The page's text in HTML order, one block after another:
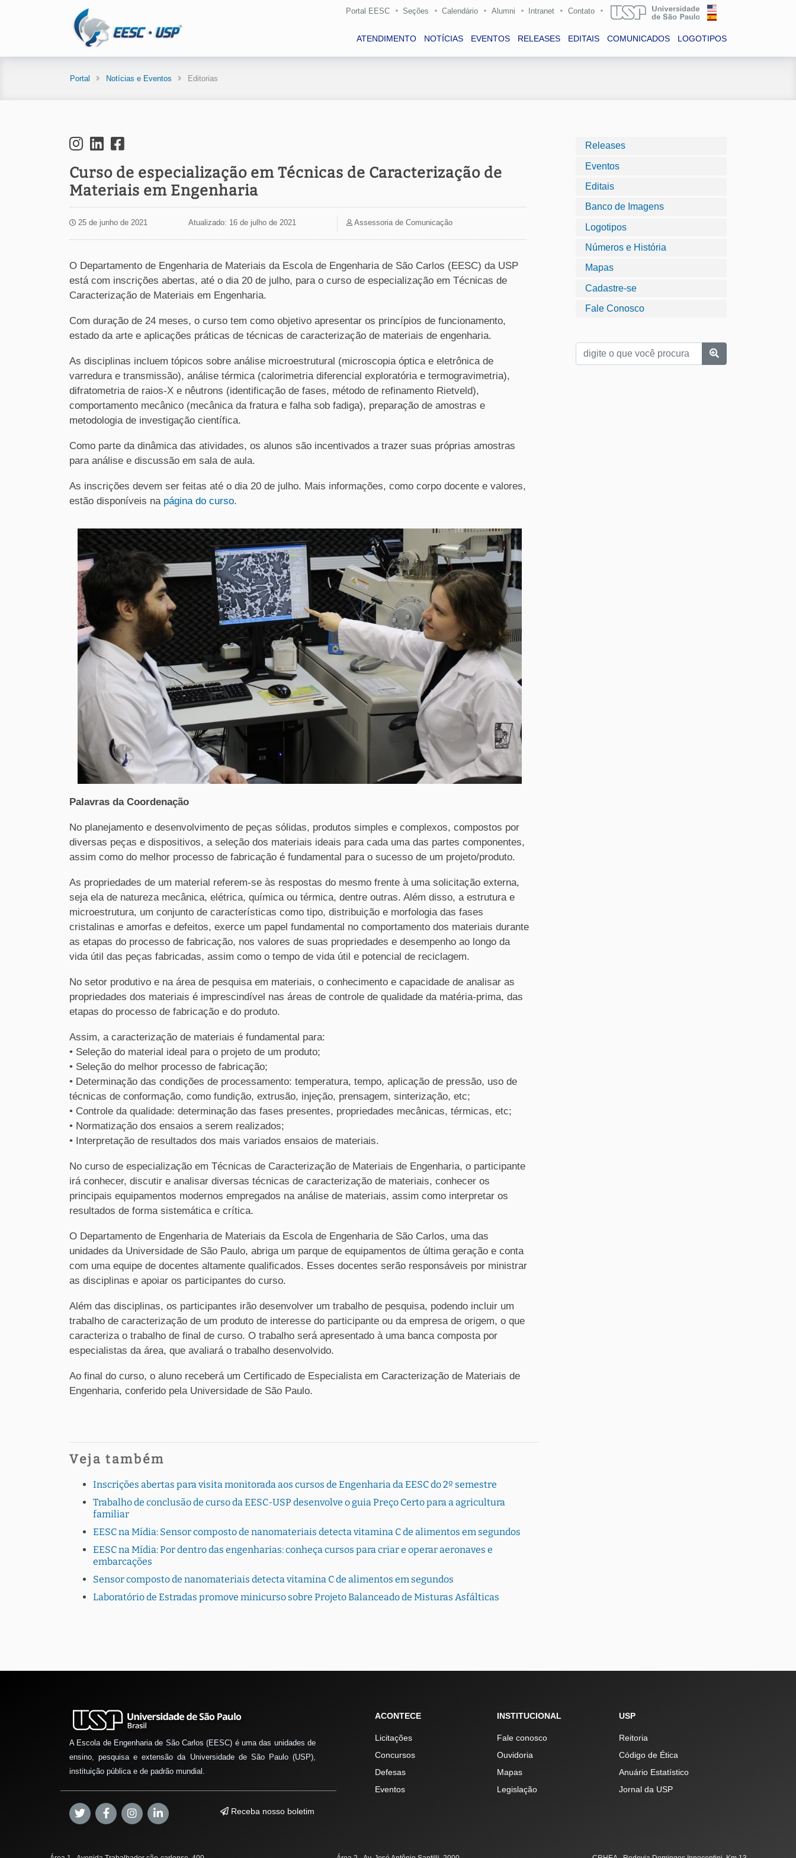
Portal EESC Seções Calendário Alumni Intranet Contato
ATENDIMENTO NOTÍCIAS EVENTOS RELEASES EDITAIS COMUNICADOS LOGOTIPOS
Portal Notícias e Eventos Editorias
Curso de especialização em Técnicas de Caracterização de
Materiais em Engenharia
25 de junho de 2021 Atualizado: 16 de julho de 2021 Assessoria de Comunicação
O Departamento de Engenharia de Materiais da Escola de Engenharia de São Carlos (EESC) da USP
está com inscrições abertas, até o dia 20 de julho, para o curso de especialização em Técnicas de
Caracterização de Materiais em Engenharia.
Com duração de 24 meses, o curso tem como objetivo apresentar os princípios de funcionamento,
estado da arte e aplicações práticas de técnicas de caracterização de materiais de engenharia.
As disciplinas incluem tópicos sobre análise microestrutural (microscopia óptica e eletrônica de
varredura e transmissão), análise térmica (calorimetria diferencial exploratória e termogravimetria),
difratometria de raios-X e nêutrons (identificação de fases, método de refinamento Rietveld),
comportamento mecânico (mecânica da fratura e falha sob fadiga), preparação de amostras e
metodologia de investigação científica.
Como parte da dinâmica das atividades, os alunos são incentivados a trazer suas próprias amostras
para análise e discussão em sala de aula.
As inscrições devem ser feitas até o dia 20 de julho. Mais informações, como corpo docente e valores,
estão disponíveis na página do curso.
Palavras da Coordenação
No planejamento e desenvolvimento de peças sólidas, produtos simples e complexos, compostos por
diversas peças e dispositivos, a seleção dos materiais ideais para cada uma das partes componentes,
assim como do melhor processo de fabricação é fundamental para o sucesso de um projeto/produto.
As propriedades de um material referem-se às respostas do mesmo frente à uma solicitação externa,
seja ela de natureza mecânica, elétrica, química ou térmica, dentre outras. Além disso, a estrutura e
microestrutura, um conjunto de características como tipo, distribuição e morfologia das fases
cristalinas e amorfas e defeitos, exerce um papel fundamental no comportamento dos materiais durante
as etapas do processo de fabricação, nos valores de suas propriedades e desempenho ao longo da
vida útil das peças fabricadas, assim como o tempo de vida útil e potencial de reciclagem.
No setor produtivo e na área de pesquisa em materiais, o conhecimento e capacidade de analisar as
propriedades dos materiais é imprescindível nas áreas de controle de qualidade da matéria-prima, das
etapas do processo de fabricação e do produto.
Assim, a caracterização de materiais é fundamental para:
• Seleção do material ideal para o projeto de um produto;
• Seleção do melhor processo de fabricação;
• Determinação das condições de processamento: temperatura, tempo, aplicação de pressão, uso de
técnicas de conformação, como fundição, extrusão, injeção, prensagem, sinterização, etc;
• Controle da qualidade: determinação das fases presentes, propriedades mecânicas, térmicas, etc;
• Normatização dos ensaios a serem realizados;
• Interpretação de resultados dos mais variados ensaios de materiais.
No curso de especialização em Técnicas de Caracterização de Materiais de Engenharia, o participante
irá conhecer, discutir e analisar diversas técnicas de caracterização de materiais, conhecer os
principais equipamentos modernos empregados na análise de materiais, assim como interpretar os
resultados de forma sistemática e crítica.
O Departamento de Engenharia de Materiais da Escola de Engenharia de São Carlos, uma das
unidades da Universidade de São Paulo, abriga um parque de equipamentos de última geração e conta
com uma equipe de docentes altamente qualificados. Esses docentes serão responsáveis por ministrar
as disciplinas e apoiar os participantes do curso.
Além das disciplinas, os participantes irão desenvolver um trabalho de pesquisa, podendo incluir um
trabalho de caracterização de um produto de interesse do participante ou da empresa de origem, o que
caracteriza o trabalho de final de curso. O trabalho será apresentado à uma banca composta por
especialistas da área, que avaliará o trabalho desenvolvido.
Ao final do curso, o aluno receberá um Certificado de Especialista em Caracterização de Materiais de
Engenharia, conferido pela Universidade de São Paulo.
Veja também
Inscrições abertas para visita monitorada aos cursos de Engenharia da EESC do 2º semestre
Trabalho de conclusão de curso da EESC-USP desenvolve o guia Preço Certo para a agricultura
familiar
EESC na Mídia: Sensor composto de nanomateriais detecta vitamina C de alimentos em segundos
EESC na Mídia: Por dentro das engenharias: conheça cursos para criar e operar aeronaves e
embarcações
Sensor composto de nanomateriais detecta vitamina C de alimentos em segundos
Laboratório de Estradas promove minicurso sobre Projeto Balanceado de Misturas Asfálticas
Releases
Eventos
Editais
Banco de Imagens
Logotipos
Números e História
Mapas
Cadastre-se
Fale Conosco
A Escola de Engenharia de São Carlos (EESC) é uma das unidades de
ensino, pesquisa e extensão da Universidade de São Paulo (USP),
instituição pública e de padrão mundial.
Receba nosso boletim
ACONTECE
Licitações
Concursos
Defesas
Eventos
INSTITUCIONAL
Fale conosco
Ouvidoria
Mapas
Legislação
USP
Reitoria
Código de Ética
Anuário Estatístico
Jornal da USP